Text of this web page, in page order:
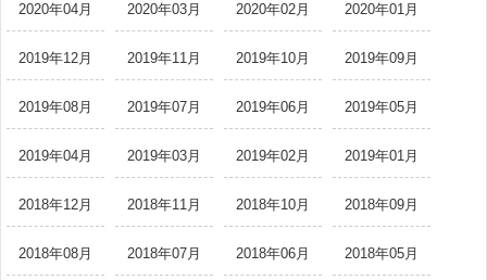
2020年04月 2020年03月 2020年02月 2020年01月
2019年12月 2019年11月 2019年10月 2019年09月
2019年08月 2019年07月 2019年06月 2019年05月
2019年04月 2019年03月 2019年02月 2019年01月
2018年12月 2018年11月 2018年10月 2018年09月
2018年08月 2018年07月 2018年06月 2018年05月